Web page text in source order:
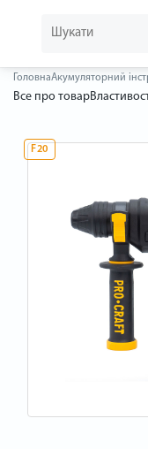
ГоловнаАкумуляторний
Все про товар
F20